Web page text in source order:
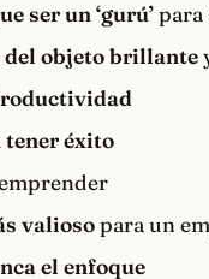
ser un ‘gurú’para
del objeto brillante
tener éxito
valiosopara un
el enfoque